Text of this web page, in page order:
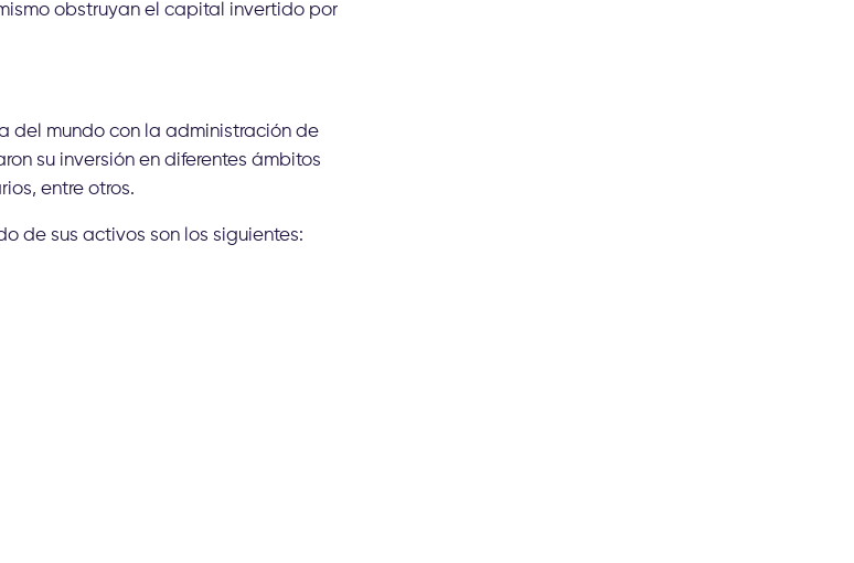
obstruyan el capital invertido por
del mundo con la administración de
su inversión en diferentes ámbitos
entre otros.
de sus activos son los siguientes: